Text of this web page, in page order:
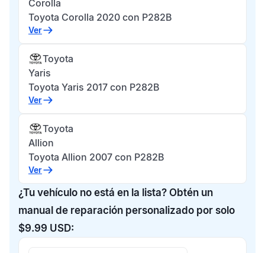
Corolla
Toyota Corolla 2020 con P282B
Ver
Toyota
Yaris
Toyota Yaris 2017 con P282B
Ver
Toyota
Allion
Toyota Allion 2007 con P282B
Ver
¿Tu vehículo no está en la lista? Obtén un
manual de reparación personalizado por solo
$9.99 USD: